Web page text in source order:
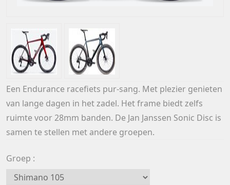
Een Endurance racefiets pur-sang. Met plezier genieten
van lange dagen in het zadel. Het frame biedt zelfs
ruimte voor 28mm banden. De Jan Janssen Sonic Disc is
samen te stellen met andere groepen.
Groep